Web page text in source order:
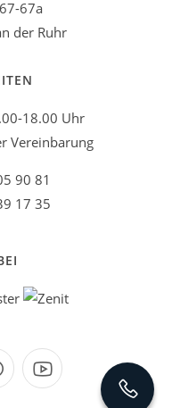
67a
der Ruhr
18.00 Uhr
Vereinbarung
90 81
17 35